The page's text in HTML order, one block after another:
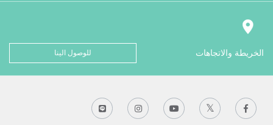
الخريطة والاتجاهات للوصول الينا